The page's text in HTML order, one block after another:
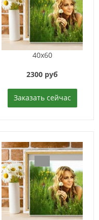
40x60
2300 руб
Заказать сейчас